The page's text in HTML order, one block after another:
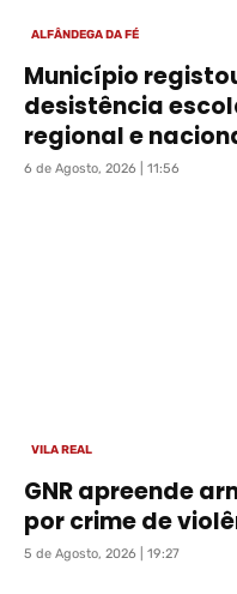
ALFÂNDEGA DA FÉ
Município
desistência
regional e
6 de Agosto, 2026 | 11:56
VILA REAL
GNR apreende
por crime de
5 de Agosto, 2026 | 19:27